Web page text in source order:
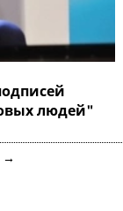
людей"
→